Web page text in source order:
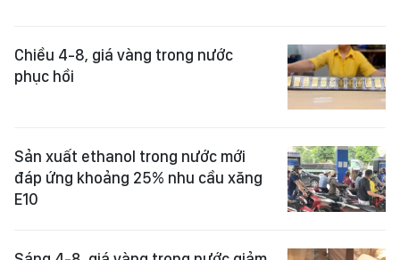
Chiều 4-8, giá vàng trong nước
phục hồi
Sản xuất ethanol trong nước mới
đáp ứng khoảng 25% nhu cầu xăng
E10